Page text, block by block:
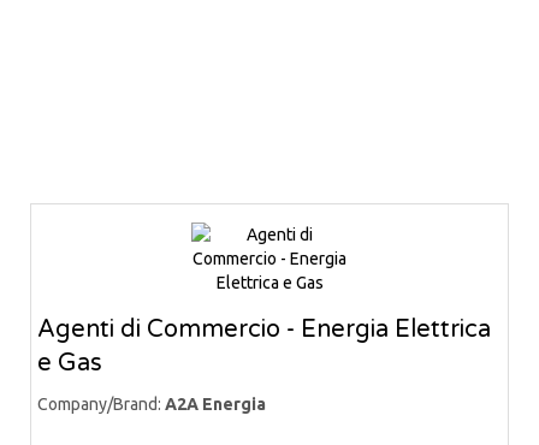
Agenti di Commercio - Energia Elettrica
e Gas
Company/Brand: A2A Energia